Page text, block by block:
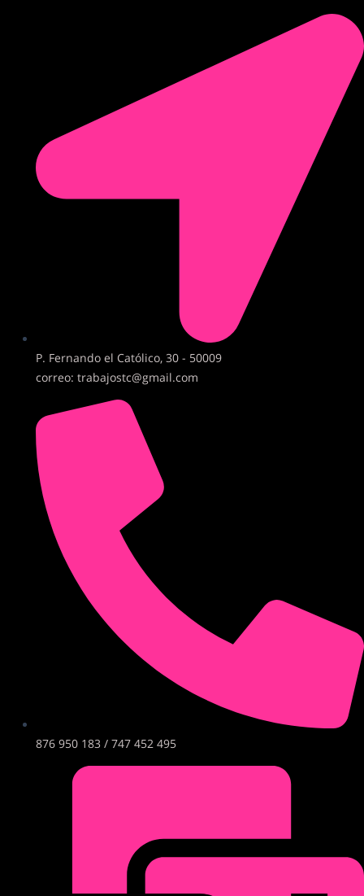
P. Fernando el Católico, 30 - 50009
correo: trabajostc@gmail.com
876 950 183 / 747 452 495